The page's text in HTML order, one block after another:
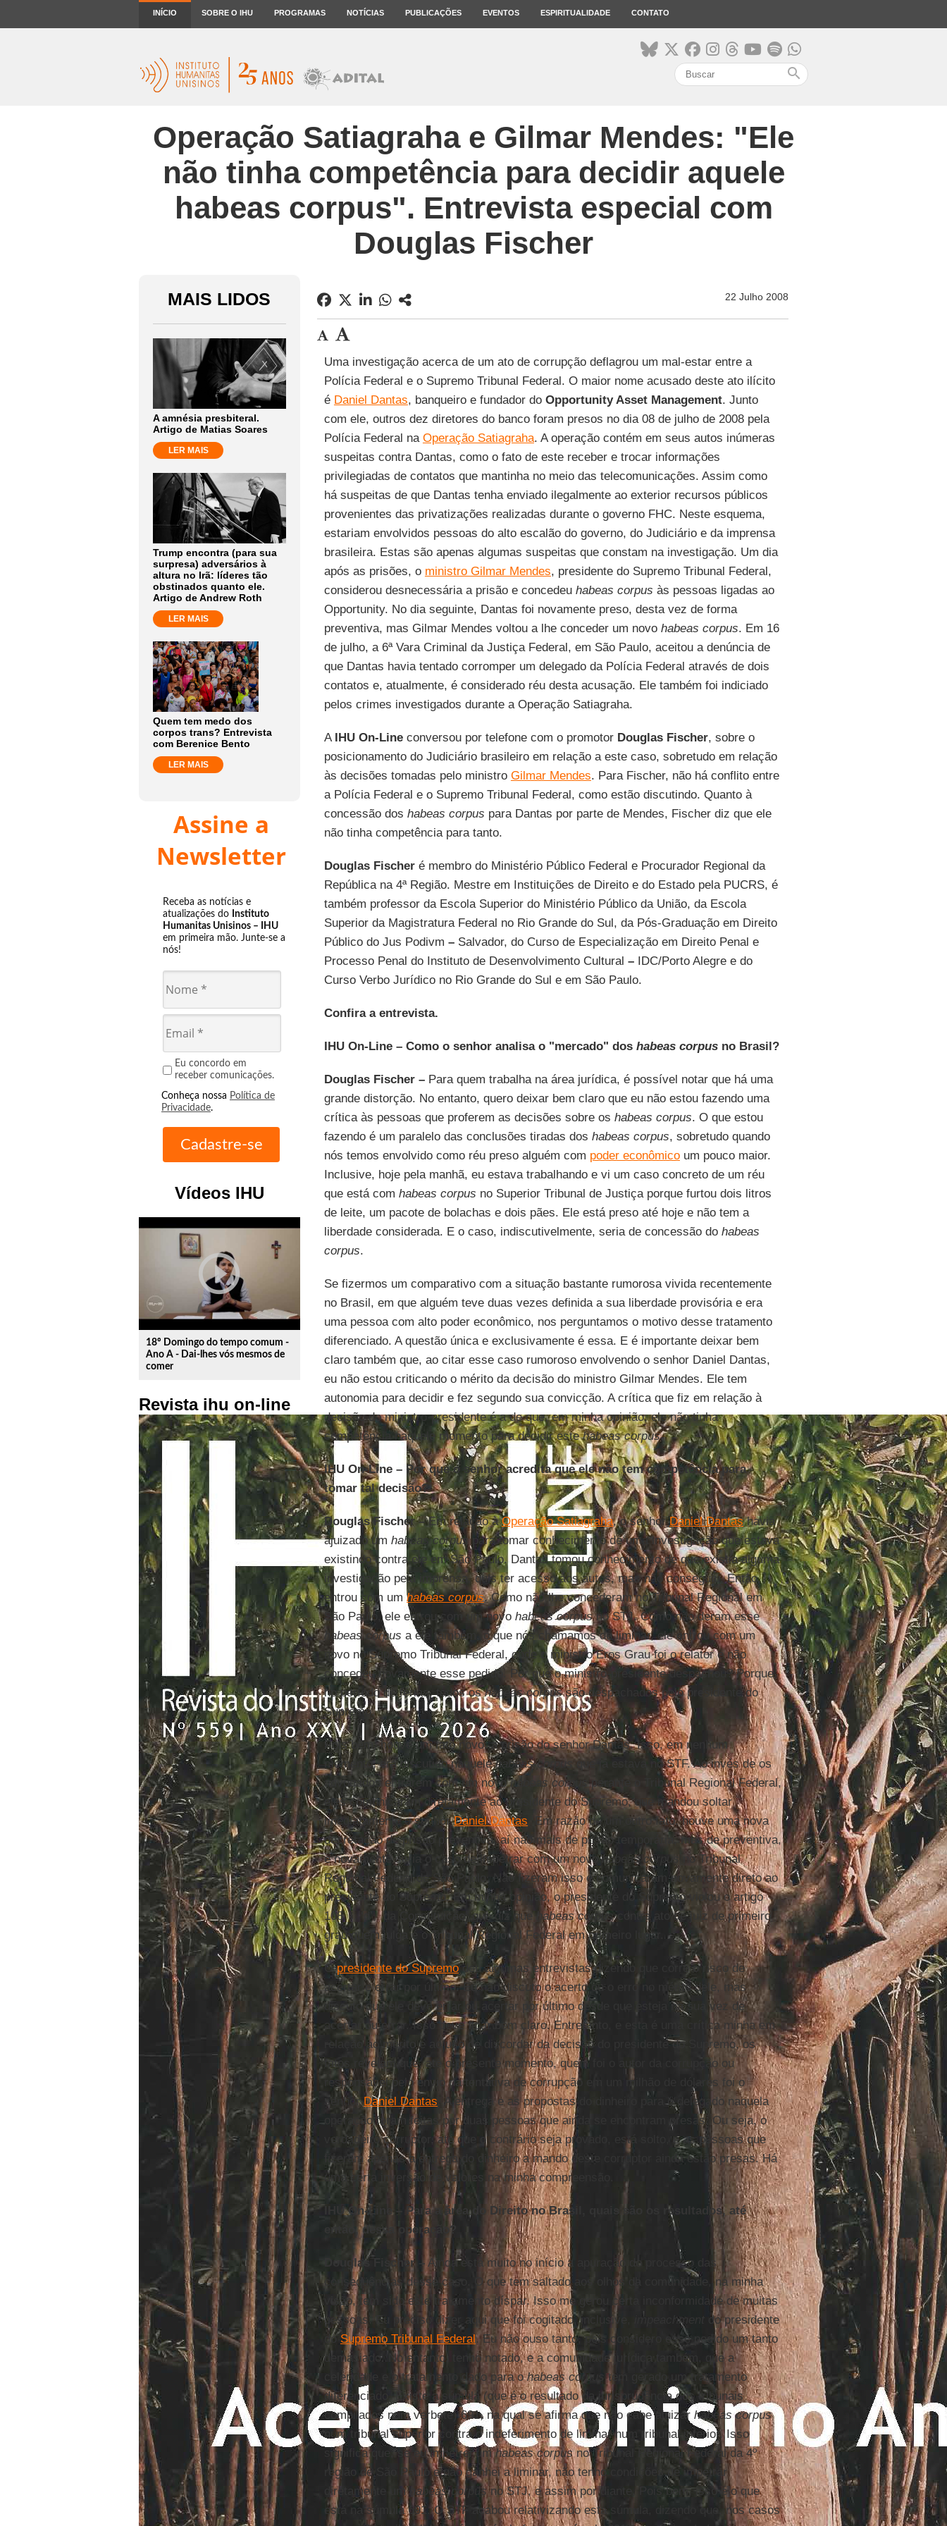
INÍCIO SOBRE O IHU PROGRAMAS NOTÍCIAS PUBLICAÇÕES EVENTOS ESPIRITUALIDADE CONTATO
search
Operação Satiagraha e Gilmar Mendes: "Ele
não tinha competência para decidir aquele
habeas corpus". Entrevista especial com
Douglas Fischer
MAIS LIDOS
A amnésia presbiteral.
Artigo de Matias Soares
LER MAIS
Trump encontra (para sua
surpresa) adversários à
altura no Irã: líderes tão
obstinados quanto ele.
Artigo de Andrew Roth
LER MAIS
Quem tem medo dos
corpos trans? Entrevista
com Berenice Bento
LER MAIS
Assine a
Newsletter
Receba as notícias e
atualizações do Instituto
Humanitas Unisinos – IHU
em primeira mão. Junte-se a
nós!
Eu concordo em
receber comunicações.
Conheça nossa Política de
Privacidade.
Vídeos IHU
play_circle_outline
18º Domingo do tempo comum -
Ano A - Dai-lhes vós mesmos de
comer
Revista ihu on-line
22 Julho 2008
Uma investigação acerca de um ato de corrupção deflagrou um mal-estar entre a
Polícia Federal e o Supremo Tribunal Federal. O maior nome acusado deste ato ilícito
é Daniel Dantas, banqueiro e fundador do Opportunity Asset Management. Junto
com ele, outros dez diretores do banco foram presos no dia 08 de julho de 2008 pela
Polícia Federal na Operação Satiagraha. A operação contém em seus autos inúmeras
suspeitas contra Dantas, como o fato de este receber e trocar informações
privilegiadas de contatos que mantinha no meio das telecomunicações. Assim como
há suspeitas de que Dantas tenha enviado ilegalmente ao exterior recursos públicos
provenientes das privatizações realizadas durante o governo FHC. Neste esquema,
estariam envolvidos pessoas do alto escalão do governo, do Judiciário e da imprensa
brasileira. Estas são apenas algumas suspeitas que constam na investigação. Um dia
após as prisões, o ministro Gilmar Mendes, presidente do Supremo Tribunal Federal,
considerou desnecessária a prisão e concedeu habeas corpus às pessoas ligadas ao
Opportunity. No dia seguinte, Dantas foi novamente preso, desta vez de forma
preventiva, mas Gilmar Mendes voltou a lhe conceder um novo habeas corpus. Em 16
de julho, a 6ª Vara Criminal da Justiça Federal, em São Paulo, aceitou a denúncia de
que Dantas havia tentado corromper um delegado da Polícia Federal através de dois
contatos e, atualmente, é considerado réu desta acusação. Ele também foi indiciado
pelos crimes investigados durante a Operação Satiagraha.
A IHU On-Lineconversou por telefone com o promotor Douglas Fischer, sobre o
posicionamento do Judiciário brasileiro em relação a este caso, sobretudo em relação
às decisões tomadas pelo ministro Gilmar Mendes. Para Fischer, não há conflito entre
a Polícia Federal e o Supremo Tribunal Federal, como estão discutindo. Quanto à
concessão dos habeas corpus para Dantas por parte de Mendes, Fischer diz que ele
não tinha competência para tanto.
Douglas Fischeré membro do Ministério Público Federal e Procurador Regional da
República na 4ª Região. Mestre em Instituições de Direito e do Estado pela PUCRS, é
também professor da Escola Superior do Ministério Público da União, da Escola
Superior da Magistratura Federal no Rio Grande do Sul, da Pós-Graduação em Direito
Público do Jus Podivm –Salvador, do Curso de Especialização em Direito Penal e
Processo Penal do Instituto de Desenvolvimento Cultural –IDC/Porto Alegre e do
Curso Verbo Jurídico no Rio Grande do Sul e em São Paulo.
Confira a entrevista.
IHU On-Line – Como o senhor analisa o "mercado" dos habeas corpusno Brasil?
Douglas Fischer –Para quem trabalha na área jurídica, é possível notar que há uma
grande distorção. No entanto, quero deixar bem claro que eu não estou fazendo uma
crítica às pessoas que proferem as decisões sobre os habeas corpus. O que estou
fazendo é um paralelo das conclusões tiradas dos habeas corpus, sobretudo quando
nós temos envolvido como réu preso alguém com poder econômicoum pouco maior.
Inclusive, hoje pela manhã, eu estava trabalhando e vi um caso concreto de um réu
que está com habeas corpus no Superior Tribunal de Justiça porque furtou dois litros
de leite, um pacote de bolachas e dois pães. Ele está preso até hoje e não tem a
liberdade considerada. E o caso, indiscutivelmente, seria de concessão do habeas
corpus.
Se fizermos um comparativo com a situação bastante rumorosa vivida recentemente
no Brasil, em que alguém teve duas vezes definida a sua liberdade provisória e era
uma pessoa com alto poder econômico, nos perguntamos o motivo desse tratamento
diferenciado. A questão única e exclusivamente é essa. E é importante deixar bem
claro também que, ao citar esse caso rumoroso envolvendo o senhor Daniel Dantas,
eu não estou criticando o mérito da decisão do ministro Gilmar Mendes. Ele tem
autonomia para decidir e fez segundo sua convicção. A crítica que fiz em relação à
decisão do ministro-presidente é a de que, em minha opinião, ele não tinha
competência naquele momento para decidir estehabeas corpus.
IHU On-Line – Por que o senhor acredita que ele não tem competência para
tomar tal decisão?
Douglas Fischer –Em relação àOperação Satiagraha, o senhorDaniel Dantashavia
ajuizado um habeas corpus para tomar conhecimento de uma investigação que estava
existindo contra ele em São Paulo. Dantas tomou conhecimento de que existia alguma
investigação pela imprensa, quis ter acesso aos autos, mas não conseguiu. Então,
entrou com um habeas corpus. Como não lhe concederam no Tribunal Regional em
São Paulo, ele entrou com um novo habeas corpusno STJ. Como não deram esse
habeas corpus a ele também, o que nós chamamos de liminar, ele entrou com um
novo no Supremo Tribunal Federal, onde o ministro Eros Grau foi o relator e não
concedeu novamente esse pedido. Por que o ministro-presidente despachou? Porque,
no período de férias, todos oshabeas corpussão despachados pelo presidente do
Supremo.
Pois bem, houve um fato novo: a prisão do senhor Dantas. Isso, em nenhum
momento, era discutido naquelehabeas corpus
que já estava no STF. Ao invés de os
advogados entrarem com um novohabeas corpusperante o Tribunal Regional Federal,
eles comunicaram diretamente ao presidente do Supremo, que mandou soltar
imediatamente o senhorDaniel Dantas . Em razão de um outro fato, houve uma nova
decretação de prisão preventiva, aí não mais de prisão temporária, mas de preventiva,
e novamente seria o caso de impetrar com um novohabeas corpus
no Tribunal
Regional Federal de São Paulo. Não fizeram isso e comunicaram novamente direto ao
presidente do Supremo. Em minha opinião, o presidente do Supremo violou o artigo
108, I, ‘d’, da Constituição, que diz que
habeas corpuscontra ato de juiz de primeiro
grau quem julga é o Tribunal Regional Federal em primeiro lugar.
Opresidente do Supremodeu algumas entrevistas dizendo que corre o risco de
acertar e errar por último. Eu não discuto o acerto ou o erro no mérito dele, mas
discuto que ele deve errar ou acertar por último desde que esteja na sua vez de
acertar ou errar. Isso deve ficar bem claro. Entretanto, e esta é uma crítica minha em
relação ao mérito e ao uso de discordar da decisão do presidente do Supremo, os
fatos revelam que, até o presente momento, quem foi o autor da corrupção ou
responsável pelo envio da tentativa de corrupção em um milhão de dólares foi o
senhorDaniel Dantas . A entrega e as propostas do dinheiro para o delegado naquela
operação foram feitas por duas pessoas que ainda se encontram presas. Ou seja, o
verdadeiro corruptor, até que o contrário seja provado, está solto, e as pessoas que
fizeram apenas a entrega do dinheiro a mando deste corruptor ainda estão presas. Há
uma certa inversão de valores na minha compreensão.
IHU On-Line – Para a área do Direito no Brasil, quais são os resultados, até
então, dessa operação?
Douglas Fischer –Ainda está muito no início a apuração do processo das
conseqüências desse caso. O que tem saltado aos olhos da comunidade, na minha
visão, tem sido este tratamento díspar. Isso me gerou certa inconformidade de muitas
pessoas. Eu preciso dizer aqui que foi cogitado, inclusive,
impeachment do presidente
do Supremo Tribunal Federal. Eu não ouso tanto, pois considero esse pedido um tanto
demasiado. No entanto, tenho notado, e a comunidade jurídica também, que a
celeridade e o tratamento dado para ohabeas corpus
tem gerado um tratamento
diferenciado. Existe a súmula (que é o resultado da jurisprudência dos tribunais
compilados num verbete) 691, na qual se afirma que não cabe ajuizar habeas corpus
num tribunal superior contra o indeferimento de liminar num tribunal inferior. Isso
significa que, se eu impetrei umhabeas corpusno Tribunal Regional Federal da 4º
região de São Paulo e não ganhei a liminar, não tenho condições de impetrar
diretamente umhabeas corpusno STJ, e assim por diante. Pois bem, isso é o que
está na súmula 691. O STF acabou relativizando esta súmula, dizendo que, nos casos